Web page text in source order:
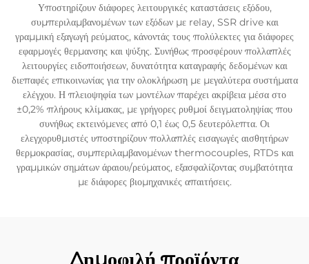
Υποστηρίζουν διάφορες λειτουργικές καταστάσεις εξόδου,
συμπεριλαμβανομένων των εξόδων με relay, SSR drive και
γραμμική εξαγωγή ρεύματος, κάνοντάς τους πολύλεκτες για διάφορες
εφαρμογές θερμανσης και ψύξης. Συνήθως προσφέρουν πολλαπλές
λειτουργίες ειδοποιήσεων, δυνατότητα καταγραφής δεδομένων και
διεπαφές επικοινωνίας για την ολοκλήρωση με μεγαλύτερα συστήματα
ελέγχου. Η πλειοψηφία των μοντέλων παρέχει ακρίβεια μέσα στο
±0,2% πλήρους κλίμακας, με γρήγορες ρυθμοί δειγματοληψίας που
συνήθως εκτεινόμενες από 0,1 έως 0,5 δευτερόλεπτα. Οι
ελεγχορυθμιστές υποστηρίζουν πολλαπλές εισαγωγές αισθητήρων
θερμοκρασίας, συμπεριλαμβανομένων thermocouples, RTDs και
γραμμικών σημάτων άραιου/ρεύματος, εξασφαλίζοντας συμβατότητα
με διάφορες βιομηχανικές απαιτήσεις.
Δημοφιλή προϊόντα